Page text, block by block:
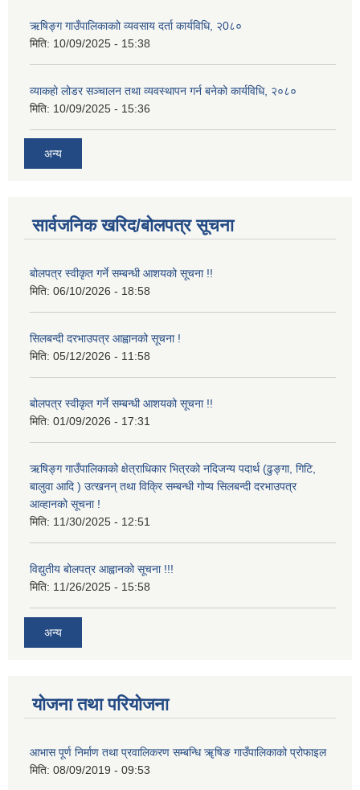
ऋषिङ्ग गाउँपालिकाकाो व्यवसाय दर्ता कार्यविधि, २0८०
मिति: 10/09/2025 - 15:38
व्याकहो लोडर सञ्चालन तथा व्यवस्थापन गर्न बनेको कार्यविधि, २०८०
मिति: 10/09/2025 - 15:36
अन्य
सार्वजनिक खरिद/बोलपत्र सूचना
बोलपत्र स्वीकृत गर्ने सम्बन्धी आशयको सूचना !!
मिति: 06/10/2026 - 18:58
सिलबन्दी दरभाउपत्र आह्वानको सूचना !
मिति: 05/12/2026 - 11:58
बोलपत्र स्वीकृत गर्ने सम्बन्धी आशयको सूचना !!
मिति: 01/09/2026 - 17:31
ऋषिङ्ग गाउँपालिकाको क्षेत्राधिकार भित्रको नदिजन्य पदार्थ (ढुङ्गा, गिटि,
बालुवा आदि ) उत्खनन् तथा विक्रि सम्बन्धी गोप्य सिलबन्दी दरभाउपत्र
आव्हानको सूचना !
मिति: 11/30/2025 - 12:51
विद्युतीय बोलपत्र आह्वानको सूचना !!!
मिति: 11/26/2025 - 15:58
अन्य
योजना तथा परियोजना
आभास पूर्ण निर्माण तथा प्रवालिकरण सम्बन्धि ॠषिङ गाउँपालिकाको प्रोफाइल
मिति: 08/09/2019 - 09:53